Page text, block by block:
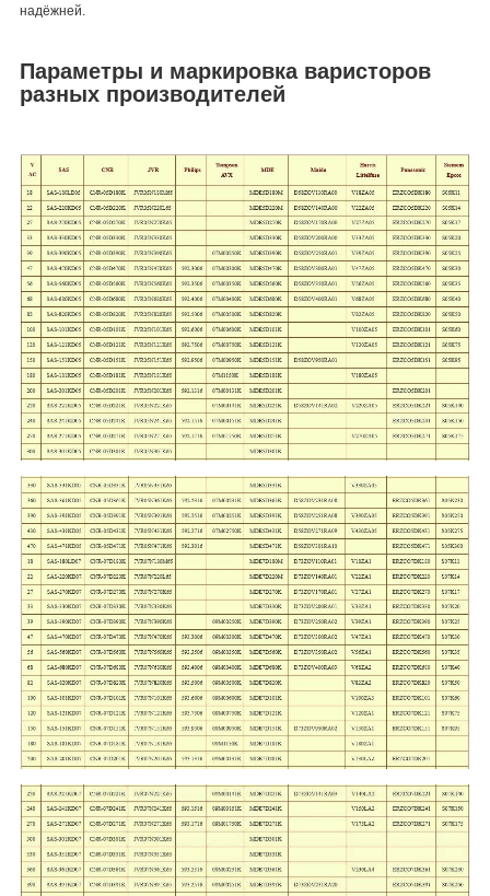
надёжней.
Параметры и маркировка варисторов
разных производителей